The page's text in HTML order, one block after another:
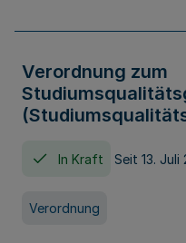
Verordnung zum
In Kraft Seit 13. Juli
Verordnung